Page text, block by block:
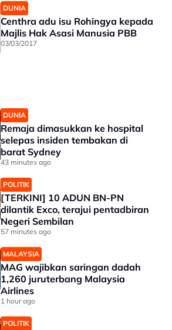
DUNIA
Centhra adu isu Rohingya kepada
Majlis Hak Asasi Manusia PBB
03/03/2017
DUNIA
Remaja dimasukkan ke hospital
selepas insiden tembakan di
barat Sydney
43 minutes ago
POLITIK
[TERKINI] 10 ADUN BN-PN
dilantik Exco, terajui pentadbiran
Negeri Sembilan
57 minutes ago
MALAYSIA
MAG wajibkan saringan dadah
1,260 juruterbang Malaysia
Airlines
1 hour ago
POLITIK